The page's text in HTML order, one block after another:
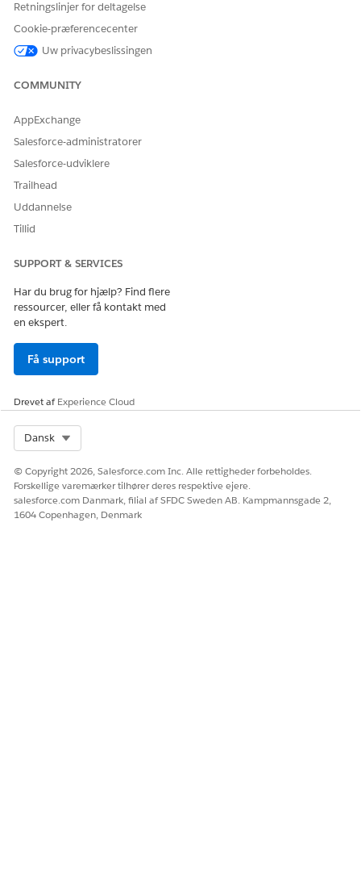
Automatiseret fuldførelse
automatisk behandler serviceanmodningen. Du kan udvide
BEMÆRKEfter managergodkendelse udløser forløbet
undtagelsen og registrere den endelige beslutning.
Integration
Denne skabelon integreres med GRC-systemer (governance,
risk og compliance) for at understøtte automatiseret
undtagelsessporing og gennemgang.
LØSTE DENNE ARTIKEL DIT PROBLEM?
Retningslinjer for deltagelse
Cookie-præferencecenter
Uw privacybeslissingen
COMMUNITY
AppExchange
Salesforce-administratorer
Salesforce-udviklere
Trailhead
Uddannelse
Tillid
SUPPORT & SERVICES
Har du brug for hjælp? Find flere
ressourcer, eller få kontakt med
en ekspert.
Få support
Drevet afExperience Cloud
Dansk
© Copyright 2026, Salesforce.com Inc. Alle rettigheder forbeholdes.
Forskellige varemærker tilhører deres respektive ejere.
salesforce.com Danmark, filial af SFDC Sweden AB. Kampmannsgade 2,
1604 Copenhagen, Denmark